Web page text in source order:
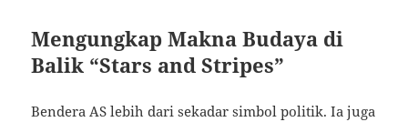
Mengungkap Makna Budaya di
Balik “Stars and Stripes”
Bendera AS lebih dari sekadar simbol politik. Ia juga